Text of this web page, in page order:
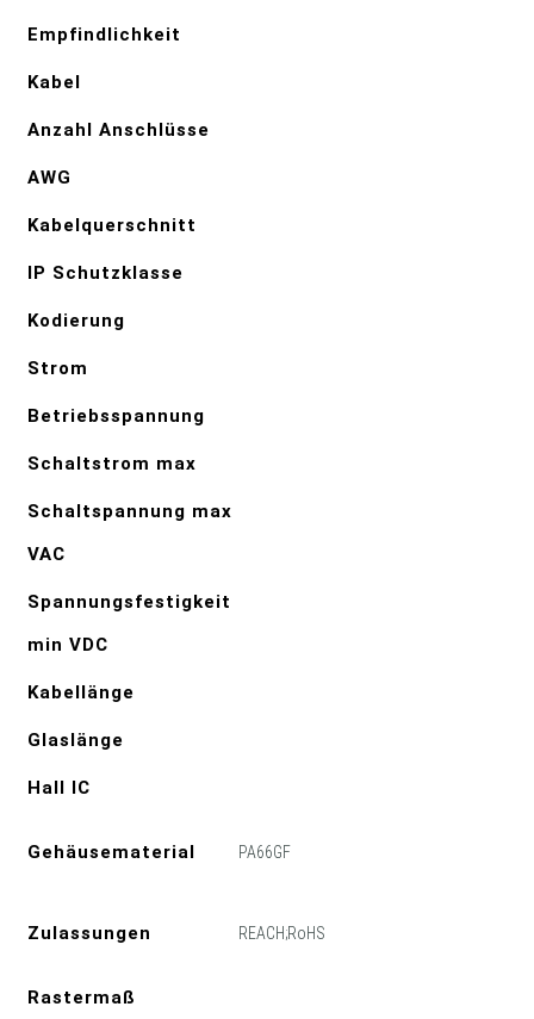
Empfindlichkeit
Kabel
Anzahl Anschlüsse
AWG
Kabelquerschnitt
IP Schutzklasse
Kodierung
Strom
Betriebsspannung
Schaltstrom max
Schaltspannung max
VAC
Spannungsfestigkeit
min VDC
Kabellänge
Glaslänge
Hall IC
Gehäusematerial PA66GF
Zulassungen REACH;RoHS
Rastermaß